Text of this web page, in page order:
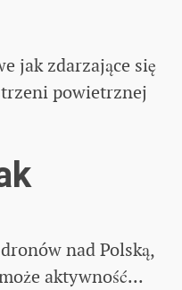
jak zdarzające się
powietrznej
nad Polską,
aktywność...